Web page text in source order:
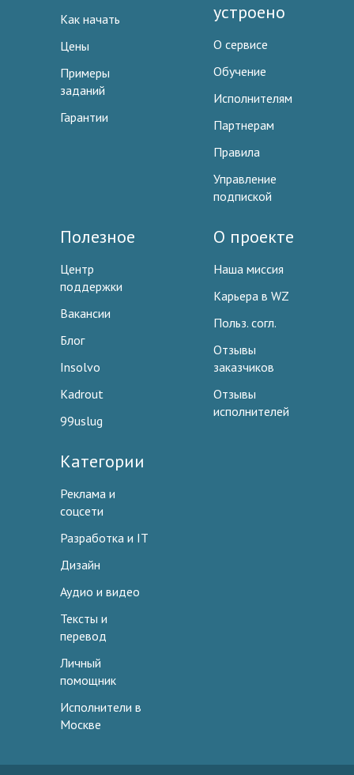
Как начать
Цены
Примеры
заданий
Гарантии
устроено
О сервисе
Обучение
Исполнителям
Партнерам
Правила
Управление
подпиской
Полезное
Центр
поддержки
Вакансии
Блог
Insolvo
Kadrout
99uslug
О проекте
Наша миссия
Карьера в WZ
Польз. согл.
Отзывы
заказчиков
Отзывы
исполнителей
Категории
Реклама и
соцсети
Разработка и IT
Дизайн
Аудио и видео
Тексты и
перевод
Личный
помощник
Исполнители в
Москве